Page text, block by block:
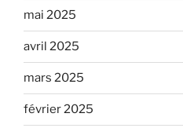
mai 2025
avril 2025
mars 2025
février 2025